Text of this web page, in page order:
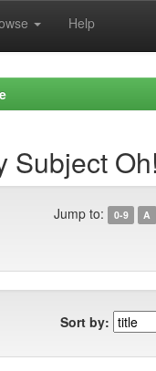
Help
Subject
Jump to: 0-9 A
Sort by: